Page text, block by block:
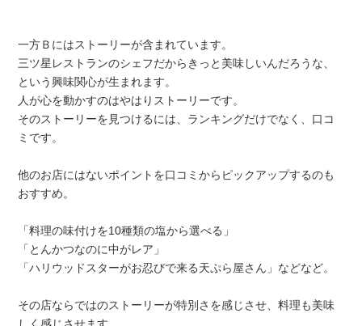
一方Ｂにはストーリーが含まれています。
三ツ星レストランのシェフだからきっと美味しいんだろうな、
という興味関心が生まれます。
人が心を動かすのはやはりストーリーです。
そのストーリーを見つけるには、ランキングだけでなく、口コ
ミです。
他のお店にはないポイントを口コミからピックアップするのも
おすすめ。
「料理の味付けを10種類の塩から選べる」
「とんかつなのに中がレア」
「ハリウッドスターがお忍びで来る天ぷら屋さん」などなど。
その店ならではのストーリーが特別さを感じさせ、料理も美味